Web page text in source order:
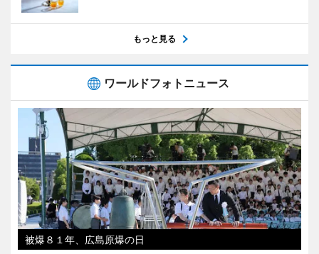
もっと見る
ワールドフォトニュース
被爆８１年、広島原爆の日